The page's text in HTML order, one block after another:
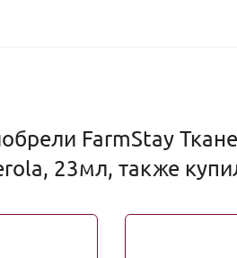
FarmStay
23мл, также